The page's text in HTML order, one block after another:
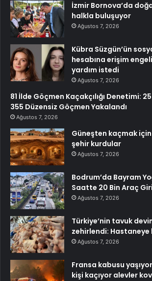
İzmir Bornova’da
halkla buluşuyor
Ağustos 7, 2026
Kübra Süzgün’ün
hesabına erişim
yardım istedi
Ağustos 7, 2026
81 İlde Göçmen Kaçakçılığı Denetimi:
355 Düzensiz Göçmen Yakalandı
Ağustos 7, 2026
Güneşten kaçmak
şehir kurdular
Ağustos 7, 2026
Bodrum’da Bayram
Saatte 20 Bin Araç
Ağustos 7, 2026
Türkiye’nin tavuk
zehirlendi: Hastaneye
Ağustos 7, 2026
Fransa kabusu
kişi kaçıyor alevler